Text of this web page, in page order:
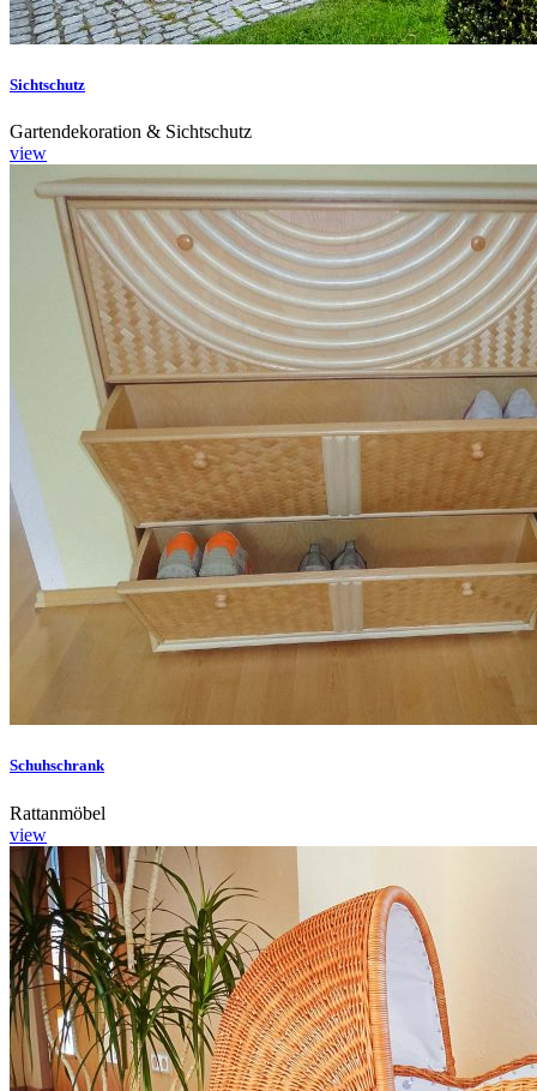
Sichtschutz
Gartendekoration & Sichtschutz
view
Schuhschrank
Rattanmöbel
view